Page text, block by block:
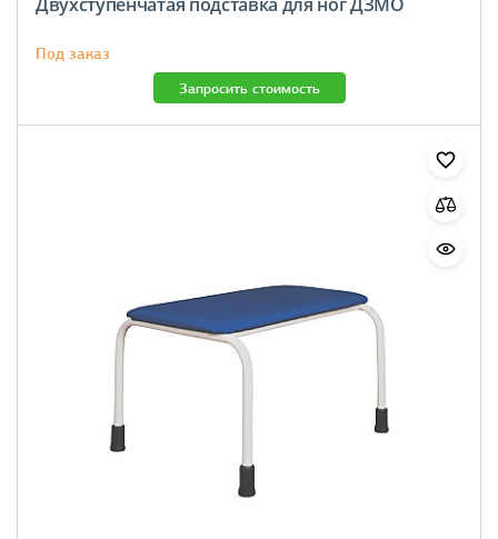
Под заказ
Запросить стоимость